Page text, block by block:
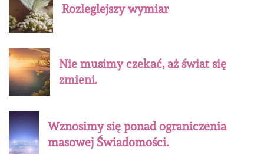
Rozleglejszy wymiar
Nie musimy czekać, aż świat się
zmieni.
Wznosimy się ponad ograniczenia
masowej Świadomości.